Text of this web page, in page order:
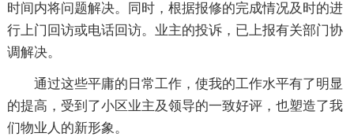
时间内将问题解决。同时，根据报修的完成情况及时的进
行上门回访或电话回访。业主的投诉，已上报有关部门协
调解决。
通过这些平庸的日常工作，使我的工作水平有了明显
的提高，受到了小区业主及领导的一致好评，也塑造了我
们物业人的新形象。